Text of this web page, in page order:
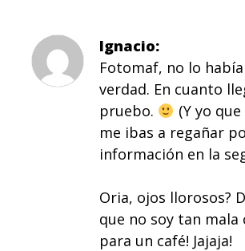
Ignacio
Fotomaf, no lo
verdad. En cuanto
pruebo.
(Y yo
me ibas a regañar
información en la
Oria, ojos llorosos?
que no soy tan mala
para un café! Jajaja!